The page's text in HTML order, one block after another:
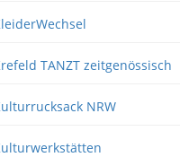
TANZT zeitgenössisch
NRW